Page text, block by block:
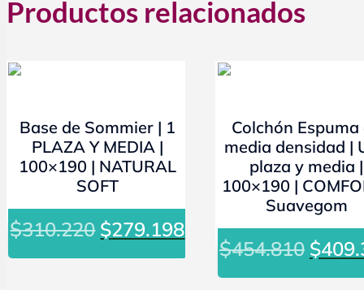
Productos relacionados
Base de Sommier | 1
PLAZA Y MEDIA |
100×190 | NATURAL
SOFT
$310.220 El
precio
$279.198El
precio
actual
Colchón Espuma
media densidad |
plaza y media |
100×190 |
Suavegom
$454.810 El
precio
$